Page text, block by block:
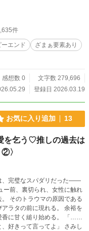
※基本は主人公視点。 たま
す。
件
エンド
ざまぁ要素あり
感想数 0
文字数 279,696
登録日 2026.03.19
お気に入り追加 13
を乞う♡推しの過去は
〉
、完璧なスパダリだった――
ー前、裏切られ、女性に触れ
そのトラウマの原因である
ラタの前に現れる。 余裕を
香に甘く縋り始める。 「……
好きって言ってよ」 さみし